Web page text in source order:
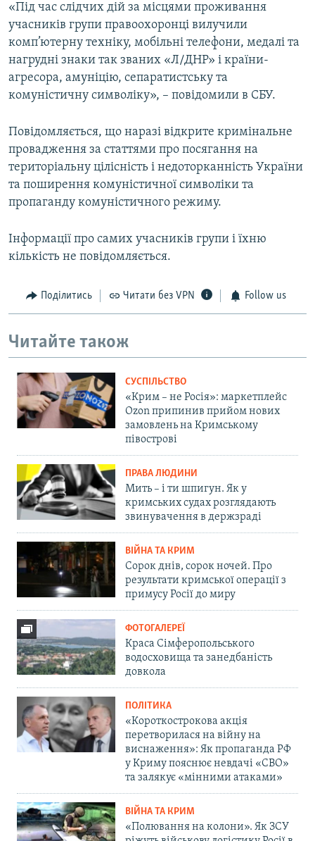
«Під час слідчих дій за місцями проживання
учасників групи правоохоронці вилучили
комп’ютерну техніку, мобільні телефони, медалі та
нагрудні знаки так званих «Л/ДНР» і країни-
агресора, амуніцію, сепаратистську та
комуністичну символіку», – повідомили в СБУ.
Повідомляється, що наразі відкрите кримінальне
провадження за статтями про посягання на
територіальну цілісність і недоторканність України
та поширення комуністичної символіки та
пропаганду комуністичного режиму.
Інформації про самих учасників групи і їхню
кількість не повідомляється.
Поділитись Читати без VPN Follow us
Читайте також
СУСПІЛЬСТВО
«Крим – не Росія»: маркетплейс
Ozon припинив прийом нових
замовлень на Кримському
півострові
ПРАВА ЛЮДИНИ
Мить – і ти шпигун. Як у
кримських судах розглядають
звинувачення в держзраді
ВІЙНА ТА КРИМ
Сорок днів, сорок ночей. Про
результати кримської операції з
примусу Росії до миру
ФОТОГАЛЕРЕЇ
Краса Сімферопольського
водосховища та занедбаність
довкола
ПОЛІТИКА
«Короткострокова акція
перетворилася на війну на
виснаження»: Як пропаганда РФ
у Криму пояснює невдачі «СВО»
та залякує «мінними атаками»
ВІЙНА ТА КРИМ
«Полювання на колони». Як ЗСУ